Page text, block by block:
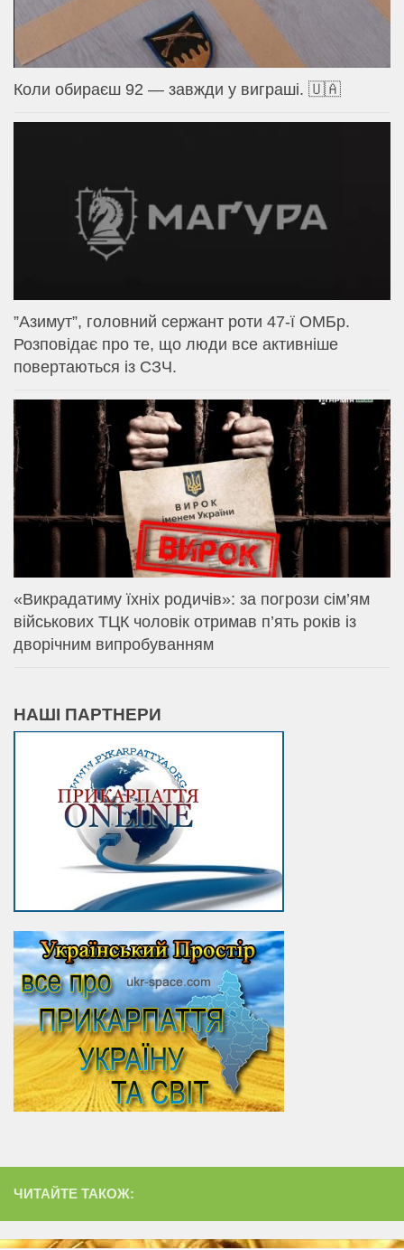
Коли обираєш 92 — завжди у виграші. 🇺🇦
⁨”Азимут”, головний сержант роти 47-ї ОМБр.
Розповідає про те, що люди все активніше
повертаються із СЗЧ.
«Викрадатиму їхніх родичів»: за погрози сім’ям
військових ТЦК чоловік отримав п’ять років із
дворічним випробуванням
НАШІ ПАРТНЕРИ
ЧИТАЙТЕ ТАКОЖ: